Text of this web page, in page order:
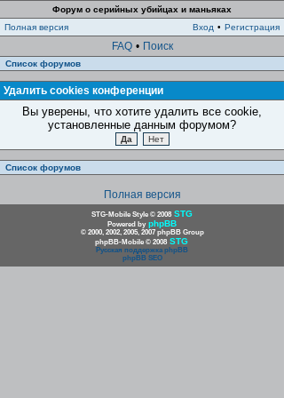
Форум о серийных убийцах и маньяках
Полная версия
Вход • Регистрация
FAQ • Поиск
Список форумов
Удалить cookies конференции
Вы уверены, что хотите удалить все cookie,
установленные данным форумом?
Список форумов
Полная версия
STG-Mobile Style © 2008 STG
Powered by phpBB
© 2000, 2002, 2005, 2007 phpBB Group
phpBB-Mobile © 2008 STG
Русская поддержка phpBB
phpBB SEO